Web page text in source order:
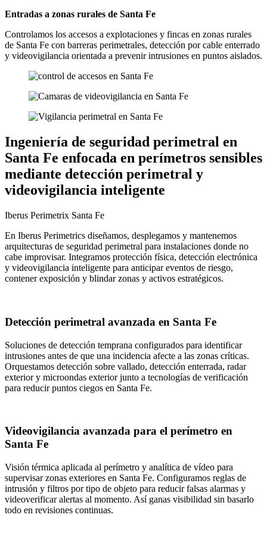
Entradas a zonas rurales de Santa Fe
Controlamos los accesos a explotaciones y fincas en zonas rurales
de Santa Fe con barreras perimetrales, detección por cable enterrado
y videovigilancia orientada a prevenir intrusiones en puntos aislados.
Ingeniería de seguridad perimetral en
Santa Fe enfocada en perímetros sensibles
mediante detección perimetral y
videovigilancia inteligente
Iberus Perimetrix Santa Fe
En Iberus Perimetrics diseñamos, desplegamos y mantenemos
arquitecturas de seguridad perimetral para instalaciones donde no
cabe improvisar. Integramos protección física, detección electrónica
y videovigilancia inteligente para anticipar eventos de riesgo,
contener exposición y blindar zonas y activos estratégicos.
Detección perimetral avanzada en Santa Fe
Soluciones de detección temprana configurados para identificar
intrusiones antes de que una incidencia afecte a las zonas críticas.
Orquestamos detección sobre vallado, detección enterrada, radar
exterior y microondas exterior junto a tecnologías de verificación
para reducir puntos ciegos en Santa Fe.
Videovigilancia avanzada para el perímetro en
Santa Fe
Visión térmica aplicada al perímetro y analítica de vídeo para
supervisar zonas exteriores en Santa Fe. Configuramos reglas de
intrusión y filtros por tipo de objeto para reducir falsas alarmas y
videoverificar alertas al momento. Así ganas visibilidad sin basarlo
todo en revisiones continuas.